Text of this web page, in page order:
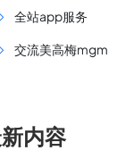
全站app服务
交流美高梅mgm
内容